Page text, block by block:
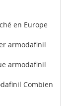
en Europe
armodafinil
armodafinil
Combien